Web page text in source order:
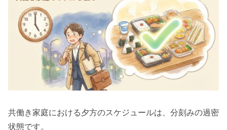
【おにぎり・パン系】腹持ちが良くエネル
ギー補給にぴったり
【ヨーグルト・ゼリー系】時間がない時や
食欲がない日にも
【栄養補助・おやつ系】手軽に栄養を補え
る優秀アイテム
しないコツ
共働き家庭における夕方のスケジュールは、分刻みの過密
状態です。